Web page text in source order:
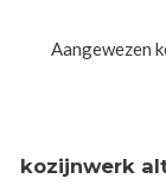
Aangewezen
kozijnwerk